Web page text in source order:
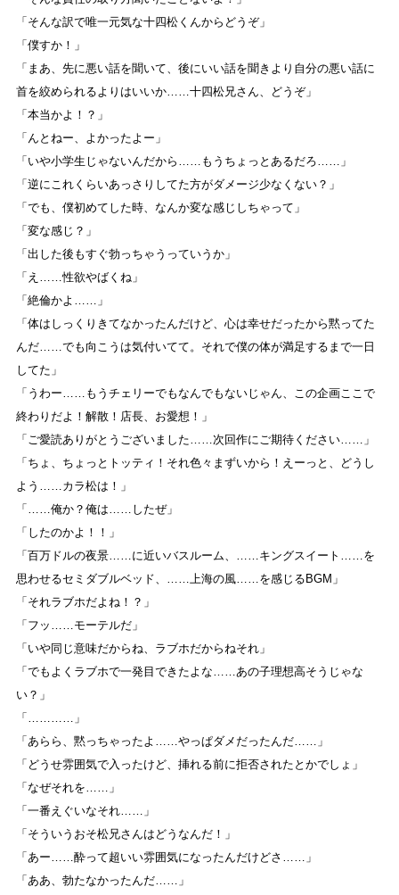
「そんな訳で唯一元気な十四松くんからどうぞ」
「僕すか！」
「まあ、先に悪い話を聞いて、後にいい話を聞きより自分の悪い話に
首を絞められるよりはいいか……十四松兄さん、どうぞ」
「本当かよ！？」
「んとねー、よかったよー」
「いや小学生じゃないんだから……もうちょっとあるだろ……」
「逆にこれくらいあっさりしてた方がダメージ少なくない？」
「でも、僕初めてした時、なんか変な感じしちゃって」
「変な感じ？」
「出した後もすぐ勃っちゃうっていうか」
「え……性欲やばくね」
「絶倫かよ……」
「体はしっくりきてなかったんだけど、心は幸せだったから黙ってた
んだ……でも向こうは気付いてて。それで僕の体が満足するまで一日
してた」
「うわー……もうチェリーでもなんでもないじゃん、この企画ここで
終わりだよ！解散！店長、お愛想！」
「ご愛読ありがとうございました……次回作にご期待ください……」
「ちょ、ちょっとトッティ！それ色々まずいから！えーっと、どうし
よう……カラ松は！」
「……俺か？俺は……したぜ」
「したのかよ！！」
「百万ドルの夜景……に近いバスルーム、……キングスイート……を
思わせるセミダブルベッド、……上海の風……を感じるBGM」
「それラブホだよね！？」
「フッ……モーテルだ」
「いや同じ意味だからね、ラブホだからねそれ」
「でもよくラブホで一発目できたよな……あの子理想高そうじゃな
い？」
「…………」
「あらら、黙っちゃったよ……やっぱダメだったんだ……」
「どうせ雰囲気で入ったけど、挿れる前に拒否されたとかでしょ」
「なぜそれを……」
「一番えぐいなそれ……」
「そういうおそ松兄さんはどうなんだ！」
「あー……酔って超いい雰囲気になったんだけどさ……」
「ああ、勃たなかったんだ……」